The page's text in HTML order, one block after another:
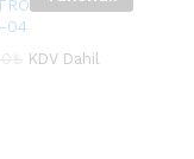
GRİ TOST
04
KDV Dahil